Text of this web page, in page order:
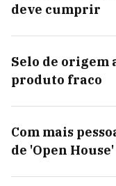
deve cumprir
Selo de origem
produto fraco
Com mais
de 'Open